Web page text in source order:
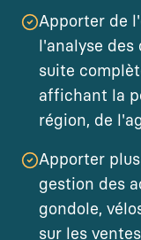
Apporter de
l'analyse
suite
affichant la
région, de
Apporter
gestion des
gondole,
sur les